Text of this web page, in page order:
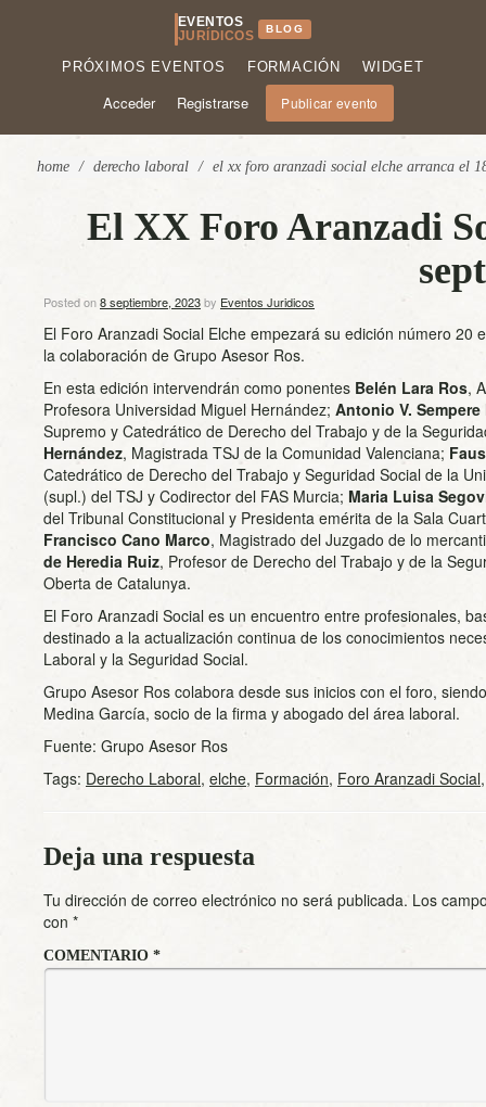
EVENTOS
JURÍDICOS
BLOG
PRÓXIMOS EVENTOS FORMACIÓN WIDGET
Acceder Registrarse Publicar evento
home / derecho laboral / el xx foro aranzadi social elche arranca el
El XX Foro Aranzadi
Posted on8 septiembre, 2023by Eventos Juridicos
El Foro Aranzadi Social Elche empezará su edición número 20
la colaboración de Grupo Asesor Ros.
En esta edición intervendrán como ponentes Belén Lara Ros,
Profesora Universidad Miguel Hernández; Antonio V. Sempere
Supremo y Catedrático de Derecho del Trabajo y de la
Hernández, Magistrada TSJ de la Comunidad Valenciana;
Catedrático de Derecho del Trabajo y Seguridad Social de la
(supl.) del TSJ y Codirector del FAS Murcia; Maria Luisa
del Tribunal Constitucional y Presidenta emérita de la Sala
Francisco Cano Marco, Magistrado del Juzgado de lo
de Heredia Ruiz, Profesor de Derecho del Trabajo y de la
Oberta de Catalunya.
El Foro Aranzadi Social es un encuentro entre profesionales,
destinado a la actualización continua de los conocimientos
Laboral y la Seguridad Social.
Grupo Asesor Ros colabora desde sus inicios con el foro,
Medina García, socio de la firma y abogado del área laboral.
Fuente: Grupo Asesor Ros
Tags: Derecho Laboral, elche, Formación, Foro Aranzadi Social
Deja una respuesta
Tu dirección de correo electrónico no será publicada. Los
con *
COMENTARIO *